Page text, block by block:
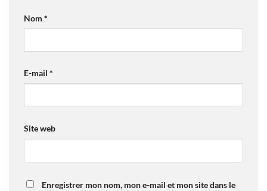
Nom *
E-mail *
Site web
Enregistrer mon nom, mon e-mail et mon site dans le